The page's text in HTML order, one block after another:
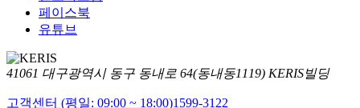
페이스북
유튜브
41061 대구광역시 동구 동내로 64(동내동1119) KERIS빌딩
고객센터 (평일: 09:00 ~ 18:00)1599-3122